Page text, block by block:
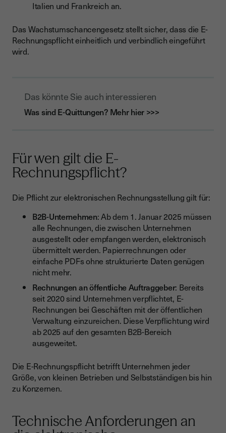
Italien und Frankreich an.
Das Wachstumschancengesetz stellt sicher, dass die E-
Rechnungspflicht einheitlich und verbindlich eingeführt
wird.
Das könnte Sie auch interessieren
Was sind E-Quittungen? Mehr hier >>>
Für wen gilt die E-
Rechnungspflicht?
Die Pflicht zur elektronischen Rechnungsstellung gilt für:
B2B-Unternehmen: Ab dem 1. Januar 2025 müssen
alle Rechnungen, die zwischen Unternehmen
ausgestellt oder empfangen werden, elektronisch
übermittelt werden. Papierrechnungen oder
einfache PDFs ohne strukturierte Daten genügen
nicht mehr.
Rechnungen an öffentliche Auftraggeber: Bereits
seit 2020 sind Unternehmen verpflichtet, E-
Rechnungen bei Geschäften mit der öffentlichen
Verwaltung einzureichen. Diese Verpflichtung wird
ab 2025 auf den gesamten B2B-Bereich
ausgeweitet.
Die E-Rechnungspflicht betrifft Unternehmen jeder
Größe, von kleinen Betrieben und Selbstständigen bis hin
zu Konzernen.
Technische Anforderungen an